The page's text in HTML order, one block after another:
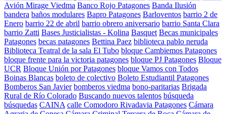
Avión Mirage Viedma Banco Rojo Patagones Banda Ilusión
bandera baños modulares Bapro Patagones Barloventos barrio 2 de
Enero barrio 22 de abril barrio obrero aniversario barrio Santa Clara
barrio Zatti Bases Justicialistas - Kolina Basquet Becas municipales
Patagones becas patagones Bettina Paez biblioteca pablo neruda
Biblioteca Teatral de la sala El Tubo bloque Cambiemos Patagones
bloque frente para la victoria patagones bloque PJ Patagones Bloque
UCR Bloque Unión por Patagones bloque Vamos con Todos
Boinas Blancas boleto de colectivo Boleto Estudiantil Patagones
Bomberos San Javier bomberos viedma bono-paritarias Brigada
Rural de Río Colorado Buscando nuevos talentos búsqueda
búsquedas CAINA calle Comodoro Rivadavia Patagones Cámara